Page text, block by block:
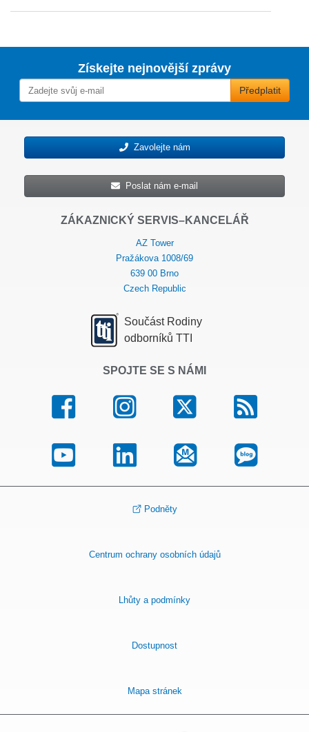
Získejte nejnovější zprávy
Předplatit
Zavolejte nám
Poslat nám e-mail
ZÁKAZNICKÝ SERVIS–KANCELÁŘ
AZ Tower
Pražákova 1008/69
639 00 Brno
Czech Republic
Součást Rodiny
odborníků TTI
SPOJTE SE S NÁMI
Podněty
Centrum ochrany osobních údajů
Lhůty a podmínky
Dostupnost
Mapa stránek